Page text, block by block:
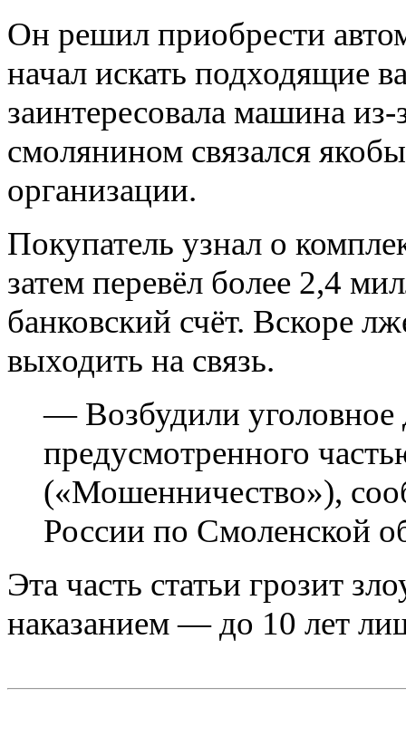
Он решил приобрести
начал искать подходящие
заинтересовала машина
смолянином связался
организации.
Покупатель узнал о
затем перевёл более 2,4
банковский счёт. Вскоре
выходить на связь.
— Возбудили уголовное
предусмотренного
(«Мошенничество»),
России по Смоленской
Эта часть статьи грозит
наказанием — до 10 лет